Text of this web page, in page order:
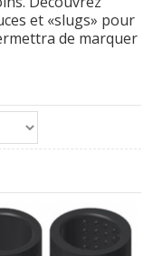
et «slugs» pour
de marquer